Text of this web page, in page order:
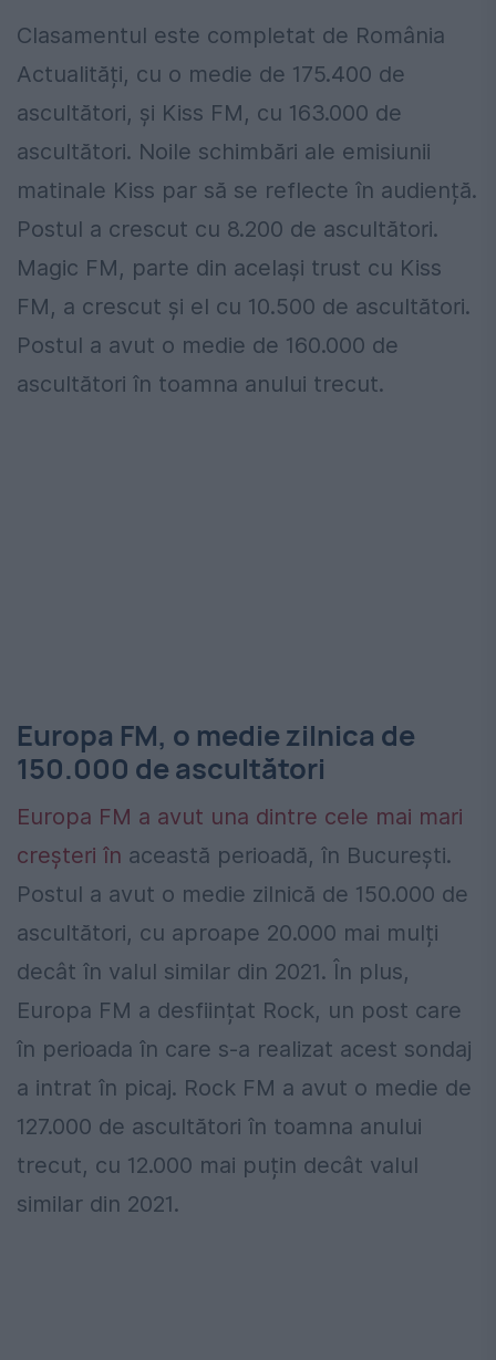
Clasamentul este completat de România
Actualități, cu o medie de 175.400 de
ascultători, și Kiss FM, cu 163.000 de
ascultători. Noile schimbări ale emisiunii
matinale Kiss par să se reflecte în audiență.
Postul a crescut cu 8.200 de ascultători.
Magic FM, parte din același trust cu Kiss
FM, a crescut și el cu 10.500 de ascultători.
Postul a avut o medie de 160.000 de
ascultători în toamna anului trecut.
Europa FM, o medie zilnica de
150.000 de ascultători
Europa FM a avut una dintre cele mai mari
creșteri în această perioadă, în București.
Postul a avut o medie zilnică de 150.000 de
ascultători, cu aproape 20.000 mai mulți
decât în valul similar din 2021. În plus,
Europa FM a desființat Rock, un post care
în perioada în care s-a realizat acest sondaj
a intrat în picaj. Rock FM a avut o medie de
127.000 de ascultători în toamna anului
trecut, cu 12.000 mai puțin decât valul
similar din 2021.